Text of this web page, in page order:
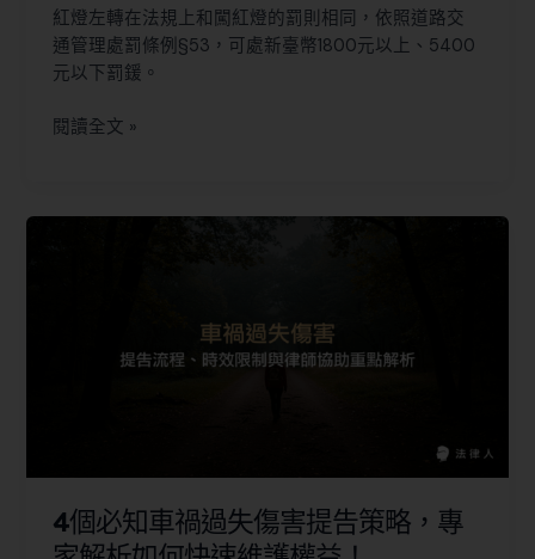
紅燈左轉在法規上和闖紅燈的罰則相同，依照道路交
通管理處罰條例§53，可處新臺幣1800元以上、5400
元以下罰鍰。
閱讀全文 »
4個必知車禍過失傷害提告策略，專